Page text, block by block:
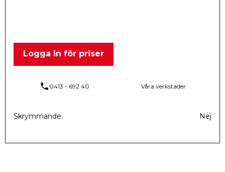
Logga in för priser
phone 0413 - 692 40 Våra verkstäder
Skrymmande Nej